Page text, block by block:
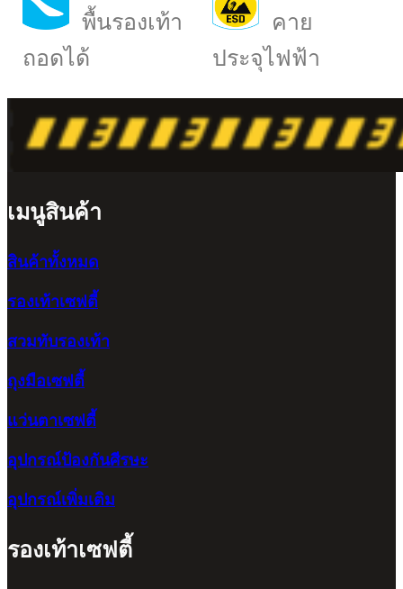
พื้นรองเท้า
ถอดได้
คาย
ประจุไฟฟ้า
เมนูสินค้า
สินค้าทั้งหมด
รองเท้าเซฟตี้
สวมทับรองเท้า
ถุงมือเซฟตี้
แว่นตาเซฟตี้
อุปกรณ์ป้องกันศีรษะ
อุปกรณ์เพิ่มเติม
รองเท้าเซฟตี้